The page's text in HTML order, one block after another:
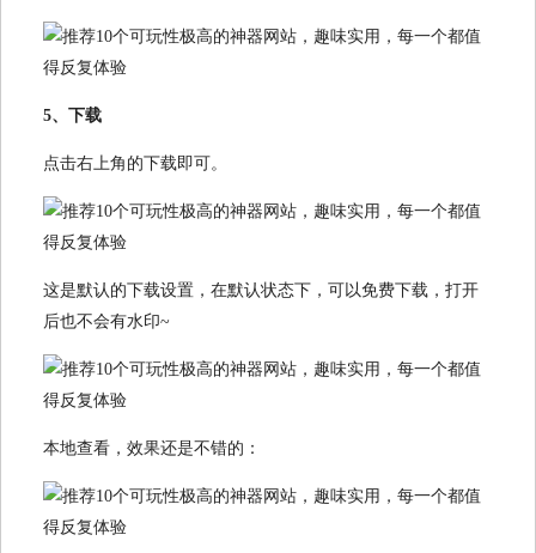
5、下载
点击右上角的下载即可。
这是默认的下载设置，在默认状态下，可以免费下载，打开
后也不会有水印~
本地查看，效果还是不错的：